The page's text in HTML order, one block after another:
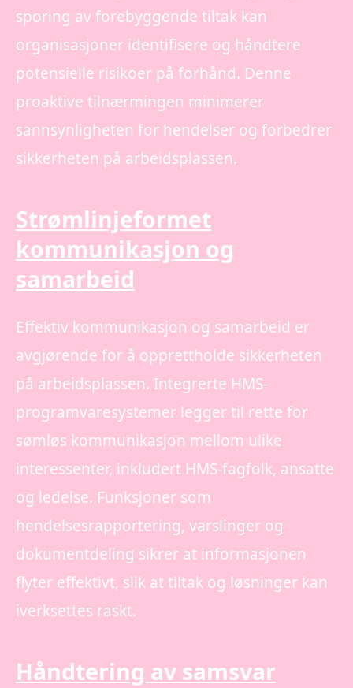
sporing av forebyggende tiltak kan
organisasjoner identifisere og håndtere
potensielle risikoer på forhånd. Denne
proaktive tilnærmingen minimerer
sannsynligheten for hendelser og forbedrer
sikkerheten på arbeidsplassen.
Strømlinjeformet
kommunikasjon og
samarbeid
Effektiv kommunikasjon og samarbeid er
avgjørende for å opprettholde sikkerheten
på arbeidsplassen. Integrerte HMS-
programvaresystemer legger til rette for
sømløs kommunikasjon mellom ulike
interessenter, inkludert HMS-fagfolk, ansatte
og ledelse. Funksjoner som
hendelsesrapportering, varslinger og
dokumentdeling sikrer at informasjonen
flyter effektivt, slik at tiltak og løsninger kan
iverksettes raskt.
Håndtering av samsvar